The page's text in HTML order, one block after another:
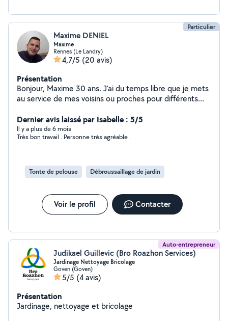
Particulier
Maxime DENIEL
Maxime
Rennes (Le Landry)
4,7/5 (20 avis)
Présentation
Bonjour, Maxime 30 ans. J'ai du temps libre que je mets
au service de mes voisins ou proches pour différents
appartement neuf au pistolet, Taille de haie,
débroussaillage, tonte de pelouse. Avec évacuation des
déchets. Travail rapide et efficace. Discret,
Dernier avis laissé par Isabelle : 5/5
Il y a plus de 6 mois
Très bon travail . Personne très agréable .
Tonte de pelouse Débroussaillage de jardin
Voir le profil Contacter
Auto-entrepreneur
Judikael Guillevic (Bro Roazhon Services)
Jardinage Nettoyage Bricolage
Goven (Goven)
5/5 (4 avis)
Présentation
Jardinage, nettoyage et bricolage